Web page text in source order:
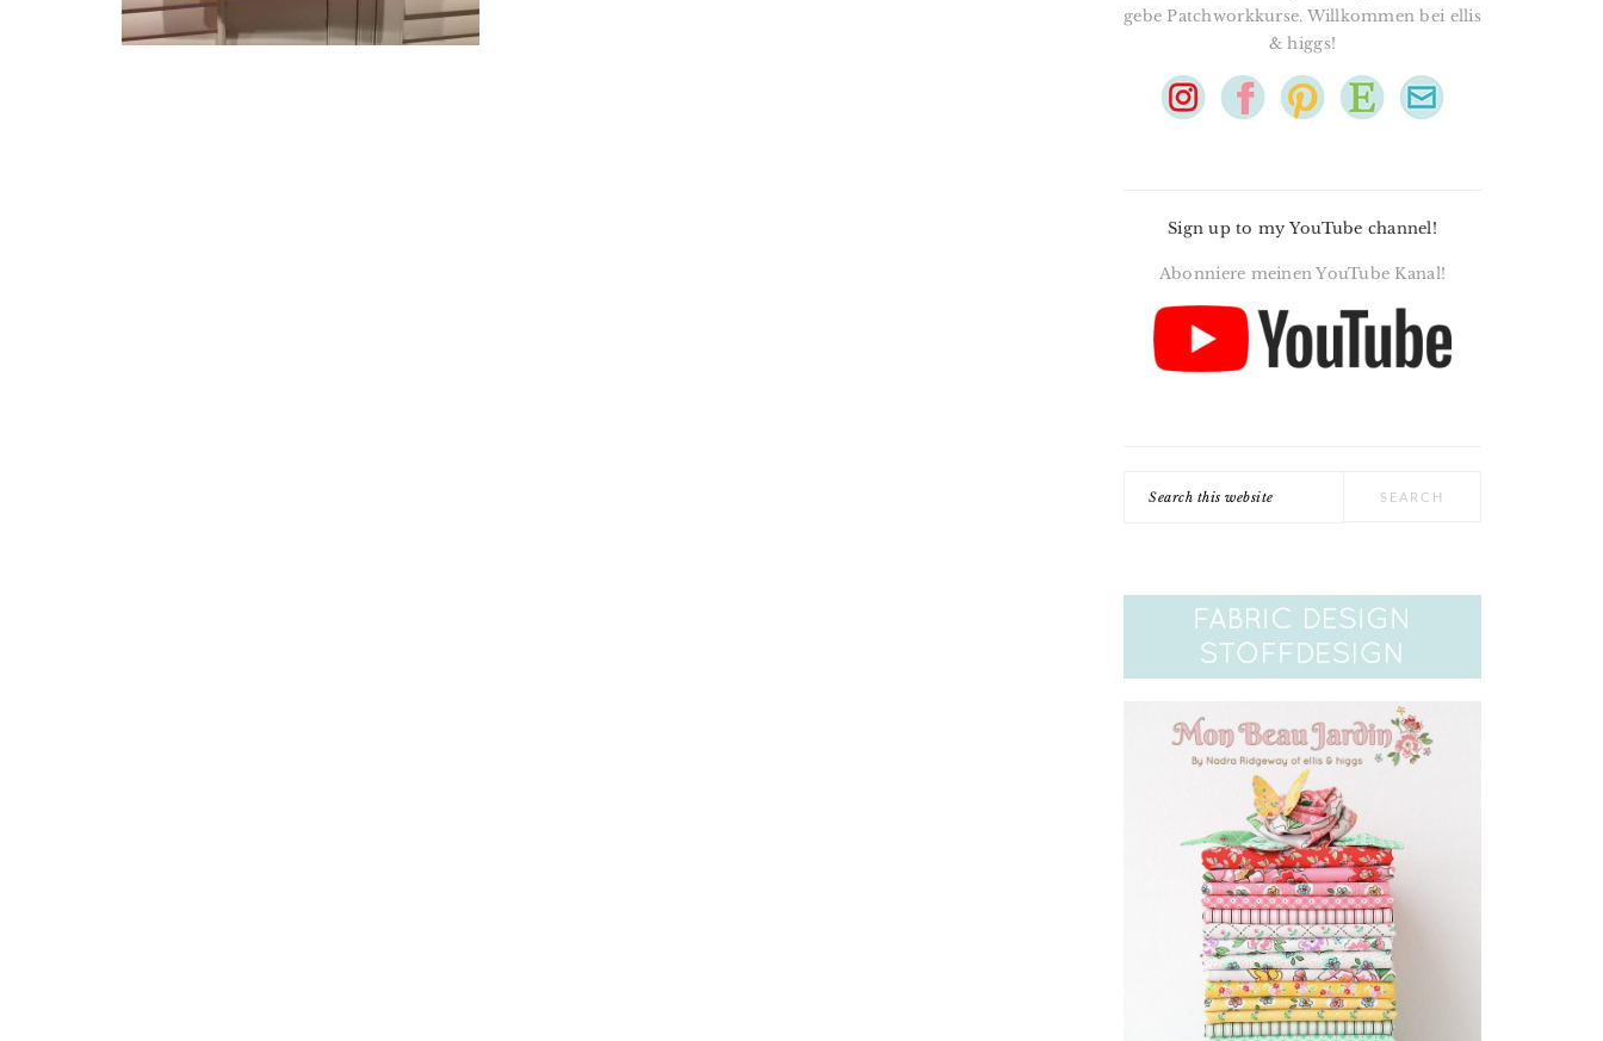
gebe Patchworkkurse. Willkommen bei ellis
& higgs!
Sign up to my YouTube channel!
Abonniere meinen YouTube Kanal!